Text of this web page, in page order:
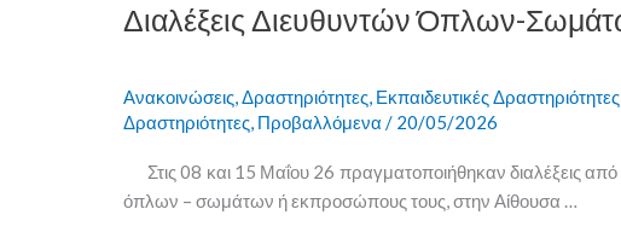
Διαλέξεις Διευθυντών Όπλων-
Ανακοινώσεις Δραστηριότητες Εκπαιδευτικές Δραστηριότητες
Δραστηριότητες Προβαλλόμενα / 20/05/2026
Στις 08 και 15 Μαΐου 26 πραγματοποιήθηκαν διαλέξεις
όπλων – σωμάτων ή εκπροσώπους τους, στην Αίθουσα …